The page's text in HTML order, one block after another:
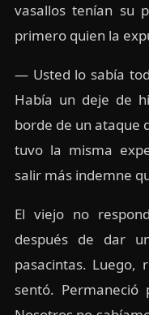
vasallos tenían su
primero quien la
— Usted lo sabía
Había un deje de
borde de un ataque
tuvo la misma
salir más indemne
El viejo no
después de dar
pasacintas. Luego,
sentó. Permaneció